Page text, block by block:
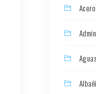
Acero